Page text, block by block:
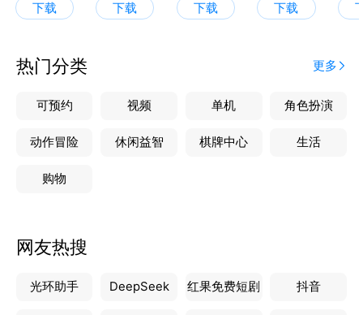
下载 下载 下载 下载
热门分类 更多
可预约 视频 单机 角色扮演
动作冒险 休闲益智 棋牌中心 生活
购物
网友热搜
光环助手 DeepSeek 红果免费短剧 抖音